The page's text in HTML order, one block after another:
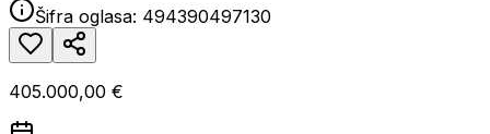
Šifra oglasa: 494390497130
405.000,00 €